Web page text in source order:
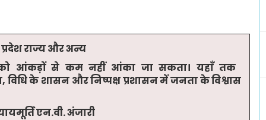
राज्य और अन्य
को आंकड़ों से कम नहीं आंका जा सकता। यहाँ तक
, विधि के शासन और निष्पक्ष प्रशासन में जनता के विश्वास
एन.वी.अंजारी